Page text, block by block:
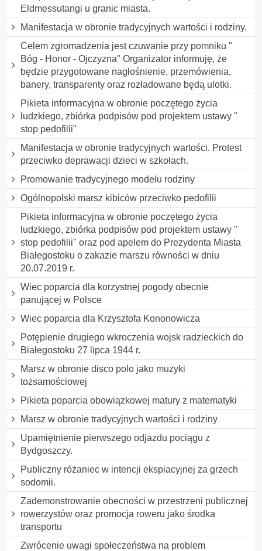
Eldmessutangi u granic miasta.
Manifestacja w obronie tradycyjnych wartości i rodziny.
Celem zgromadzenia jest czuwanie przy pomniku "
Bóg - Honor - Ojczyzna" Organizator informuję, że
będzie przygotowane nagłośnienie, przemówienia,
banery, transparenty oraz rozładowane będą ulotki.
Pikieta informacyjna w obronie poczętego życia
ludzkiego, zbiórka podpisów pod projektem ustawy "
stop pedofilii"
Manifestacja w obronie tradycyjnych wartości. Protest
przeciwko deprawacji dzieci w szkołach.
Promowanie tradycyjnego modelu rodziny
Ogólnopolski marsz kibiców przeciwko pedofilii
Pikieta informacyjna w obronie poczętego życia
ludzkiego, zbiórka podpisów pod projektem ustawy "
stop pedofilii" oraz pod apelem do Prezydenta Miasta
Białegostoku o zakazie marszu równości w dniu
20.07.2019 r.
Wiec poparcia dla korzystnej pogody obecnie
panującej w Polsce
Wiec poparcia dla Krzysztofa Kononowicza
Potępienie drugiego wkroczenia wojsk radzieckich do
Białegostoku 27 lipca 1944 r.
Marsz w obronie disco polo jako muzyki
tożsamościowej
Pikieta poparcia obowiązkowej matury z matematyki
Marsz w obronie tradycyjnych wartości i rodziny
Upamiętnienie pierwszego odjazdu pociągu z
Bydgoszczy.
Publiczny różaniec w intencji ekspiacyjnej za grzech
sodomii.
Zademonstrowanie obecności w przestrzeni publicznej
rowerzystów oraz promocja roweru jako środka
transportu
Zwrócenie uwagi społeczeństwa na problem